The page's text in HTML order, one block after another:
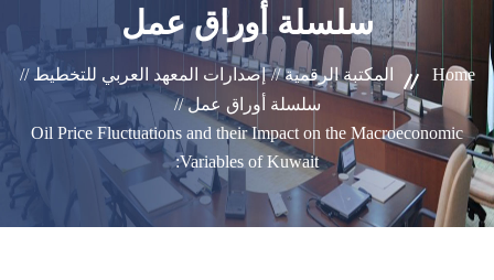
من نحن
خدماتنا
تواصلوا معنا
سلسلة أوراق عمل
Home المكتبة الرقمية // إصدارات المعهد العربي للتخطيط //
سلسلة أوراق عمل //
Oil Price Fluctuations and their Impact on the Macroeconomic
Variables of Kuwait: